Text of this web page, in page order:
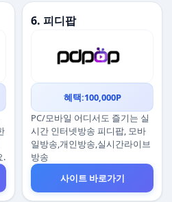
.
6. 피디팝
혜택:100,000P
PC/모바일 어디서도 즐기는 실
시간 인터넷방송 피디팝, 모바
일방송,개인방송,실시간라이브
방송
사이트 바로가기